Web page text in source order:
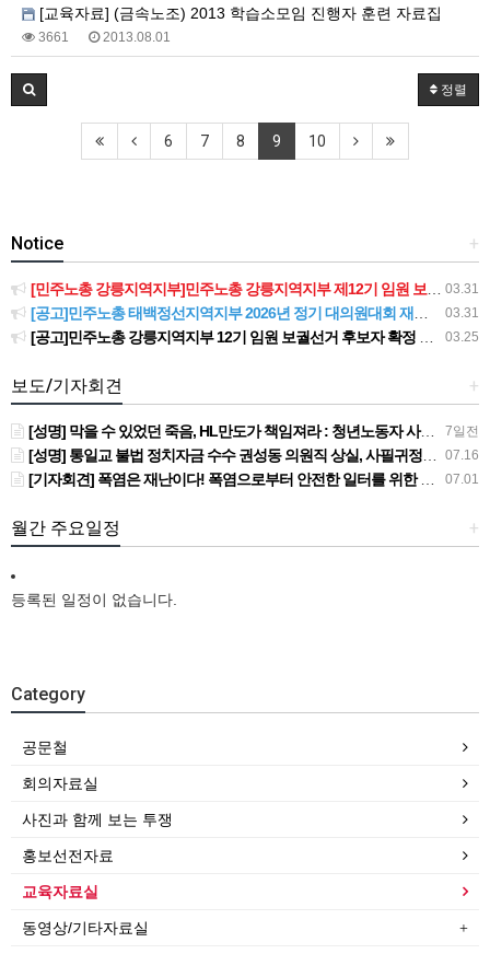
[교육자료] (금속노조) 2013 학습소모임 진행자 훈련 자료집
3661 2013.08.01
정렬
6 7 8 9 10
+
Notice
03.31
[민주노총 강릉지역지부]민주노총 강릉지역지부 제12기 임원 보궐선거결과 공고
03.31
[공고]민주노총 태백정선지역지부 2026년 정기 대의원대회 재소집 건
03.25
[공고]민주노총 강릉지역지부 12기 임원 보궐선거 후보자 확정 공고
+
보도/기자회견
7일전
[성명] 막을 수 있었던 죽음, HL만도가 책임져라 : 청년노동자 사망사고의 철저한 진상규명과 재발방지 대책 마련하라
07.16
[성명] 통일교 불법 정치자금 수수 권성동 의원직 상실, 사필귀정이다
07.01
[기자회견] 폭염은 재난이다! 폭염으로부터 안전한 일터를 위한 민주노총 강원지역본부 폭염감시단 선포 기자회견
+
월간 주요일정
등록된 일정이 없습니다.
Category
공문철
회의자료실
사진과 함께 보는 투쟁
홍보선전자료
교육자료실
동영상/기타자료실